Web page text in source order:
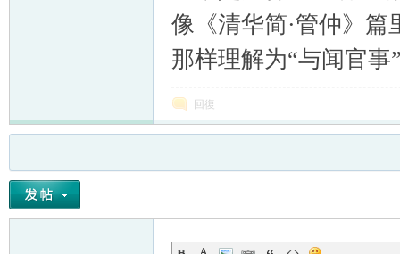
像《清华简·管仲》
那样理解为“与闻官
回復